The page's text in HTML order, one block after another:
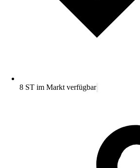
8 ST im Markt verfügbar